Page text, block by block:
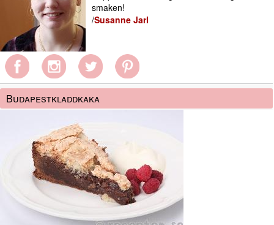
smaken!
/Susanne Jarl
Budapestkladdkaka